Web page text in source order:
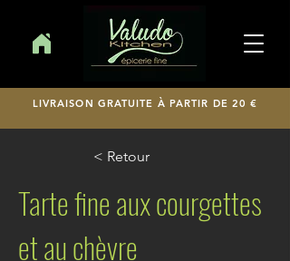
LIVRAISON GRATUITE À PARTIR DE 20 €
< Retour
Tarte fine aux courgettes
et au chèvre